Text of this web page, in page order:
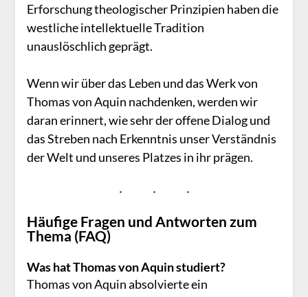
Erforschung theologischer Prinzipien haben die
westliche intellektuelle Tradition
unauslöschlich geprägt.
Wenn wir über das Leben und das Werk von
Thomas von Aquin nachdenken, werden wir
daran erinnert, wie sehr der offene Dialog und
das Streben nach Erkenntnis unser Verständnis
der Welt und unseres Platzes in ihr prägen.
Häufige Fragen und Antworten zum
Thema (FAQ)
Was hat Thomas von Aquin studiert?
Thomas von Aquin absolvierte ein